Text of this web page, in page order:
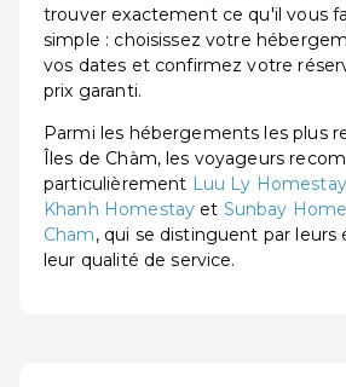
trouver exactement ce qu'il vous
simple : choisissez votre
vos dates et confirmez votre
prix garanti.
Parmi les hébergements les plus
Îles de Chàm, les voyageurs
particulièrement Luu Ly
Khanh Homestay et Sunbay
Cham, qui se distinguent par leurs
leur qualité de service.